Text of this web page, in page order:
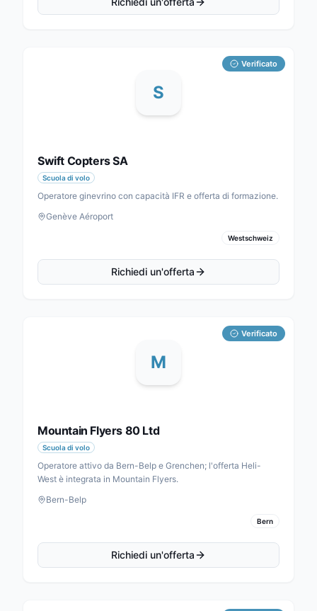
S
Verificato
Swift Copters SA
Scuola di volo
Operatore ginevrino con capacità IFR e offerta di formazione.
Genève Aéroport
Westschweiz
Richiedi un'offerta
M
Verificato
Mountain Flyers 80 Ltd
Scuola di volo
Operatore attivo da Bern-Belp e Grenchen; l'offerta Heli-
West è integrata in Mountain Flyers.
Bern-Belp
Bern
Richiedi un'offerta